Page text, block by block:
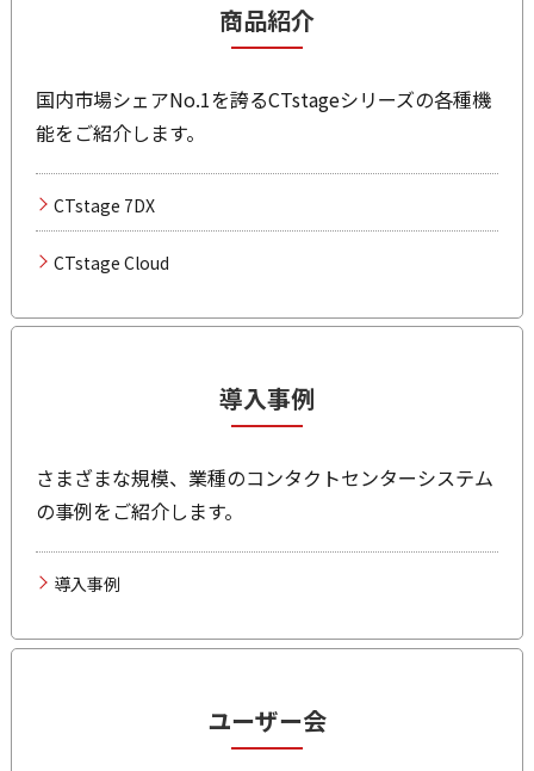
商品紹介
国内市場シェアNo.1を誇るCTstageシリーズの各種機
能をご紹介します。
CTstage 7DX
CTstage Cloud
導入事例
さまざまな規模、業種のコンタクトセンターシステム
の事例をご紹介します。
導入事例
ユーザー会